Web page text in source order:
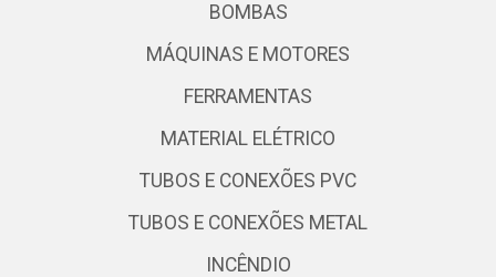
BOMBAS
MÁQUINAS E MOTORES
FERRAMENTAS
MATERIAL ELÉTRICO
TUBOS E CONEXÕES PVC
TUBOS E CONEXÕES METAL
INCÊNDIO